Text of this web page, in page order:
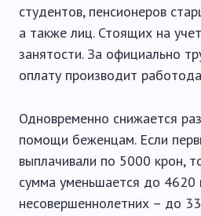
студентов, пенсионеров
а также лиц. Стоящих на
занятости. За официально
оплату производит
Одновременно снижается
помощи беженцам. Если
выплачивали по 5000 крон,
сумма уменьшается до 4620
несовершеннолетних – до